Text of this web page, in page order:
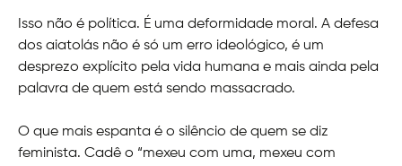
Isso não é política. É uma deformidade moral. A defesa
dos aiatolás não é só um erro ideológico, é um
desprezo explícito pela vida humana e mais ainda pela
palavra de quem está sendo massacrado.
O que mais espanta é o silêncio de quem se diz
feminista. Cadê o “mexeu com uma, mexeu com